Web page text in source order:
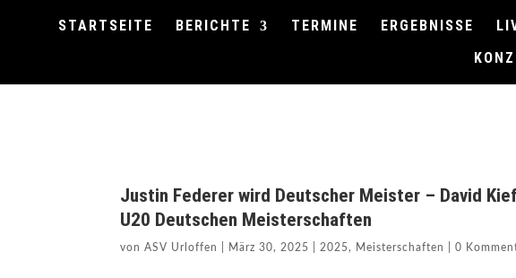
STARTSEITE BERICHTE TERMINE ERGEBNISSE
Justin Federer wird Deutscher Meister – David
U20 Deutschen Meisterschaften
vonASV Urloffen März 30, 2025 2025, Meisterschaften |0